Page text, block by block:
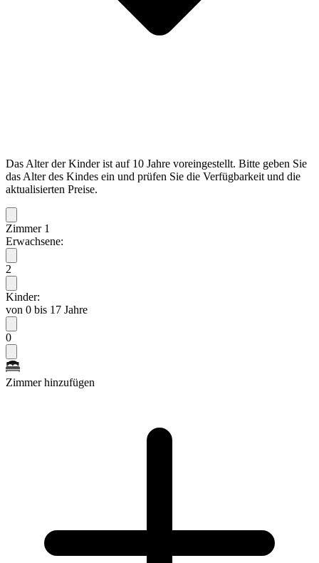
Das Alter der Kinder ist auf 10 Jahre voreingestellt. Bitte geben Sie
das Alter des Kindes ein und prüfen Sie die Verfügbarkeit und die
aktualisierten Preise.
Zimmer 1
Erwachsene:
2
Kinder:
von 0 bis 17 Jahre
0
Zimmer hinzufügen